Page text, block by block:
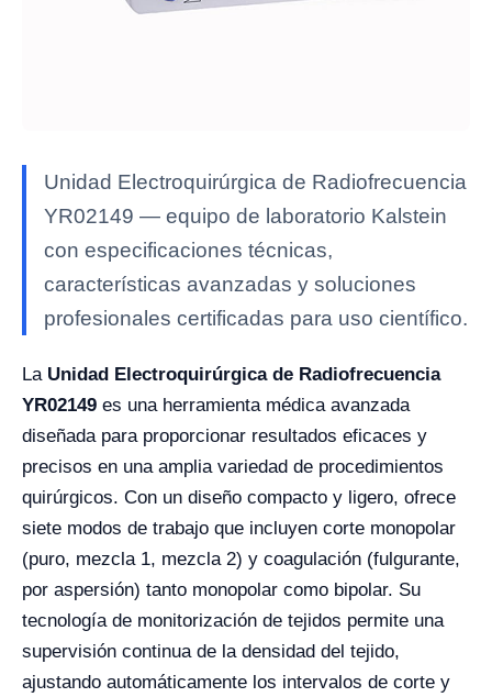
Unidad Electroquirúrgica de Radiofrecuencia
YR02149 — equipo de laboratorio Kalstein
con especificaciones técnicas,
características avanzadas y soluciones
profesionales certificadas para uso científico.
La Unidad Electroquirúrgica de Radiofrecuencia
YR02149 es una herramienta médica avanzada
diseñada para proporcionar resultados eficaces y
precisos en una amplia variedad de procedimientos
quirúrgicos. Con un diseño compacto y ligero, ofrece
siete modos de trabajo que incluyen corte monopolar
(puro, mezcla 1, mezcla 2) y coagulación (fulgurante,
por aspersión) tanto monopolar como bipolar. Su
tecnología de monitorización de tejidos permite una
supervisión continua de la densidad del tejido,
ajustando automáticamente los intervalos de corte y